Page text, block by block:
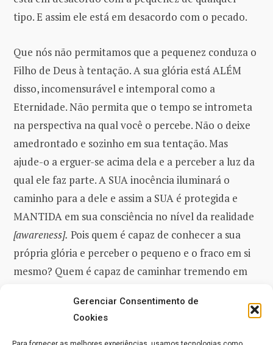
Gerenciar Consentimento de
Cookies
tipo. E assim ele está em desacordo com o pecado.
Que nós não permitamos que a pequenez conduza o
Filho de Deus à tentação. A sua glória está ALÉM
disso, incomensurável e intemporal como a
Eternidade. Não permita que o tempo se intrometa
na perspectiva na qual você o percebe. Não o deixe
amedrontado e sozinho em sua tentação. Mas
ajude-o a erguer-se acima dela e a perceber a luz da
qual ele faz parte. A SUA inocência iluminará o
caminho para a dele e assim a SUA é protegida e
MANTIDA em sua consciência no nível da realidade
[awareness]. Pois quem é capaz de conhecer a sua
própria glória e perceber o pequeno e o fraco em si
mesmo? Quem é capaz de caminhar tremendo em
do Céu brilha em si mesmo?